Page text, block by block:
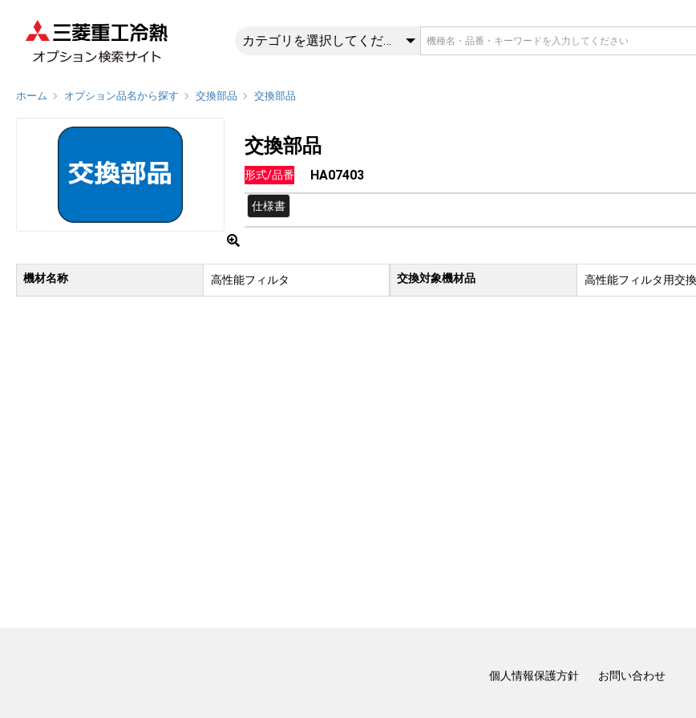
HA07403 | 交換部品 | 三菱重工冷熱 オ
カテゴリを選択してください
ホーム オプション品名から探す 交換部品 交換部品
交換部品
形式/品番 HA07403
仕様書
機材名称 高性能フィルタ 交換対象機材品 高性能フィルタ用交
個人情報保護方針 お問い合わせ